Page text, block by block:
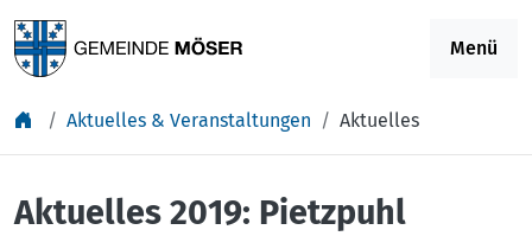
Menü
Aktuelles & Veranstaltungen Aktuelles
Aktuelles 2019: Pietzpuhl